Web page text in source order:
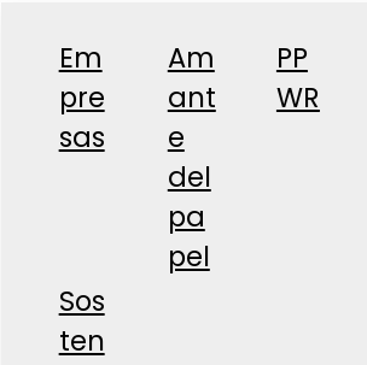
Em
pre
sas
Am
ant
e
del
pa
pel
PP
WR
Sos
ten